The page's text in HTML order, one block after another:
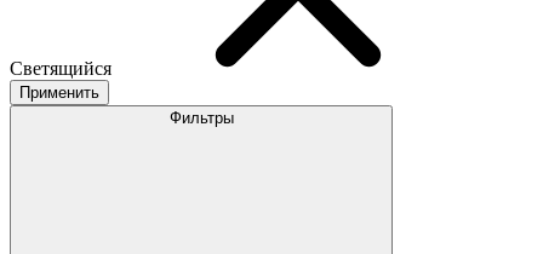
Светящийся
Применить
Фильтры